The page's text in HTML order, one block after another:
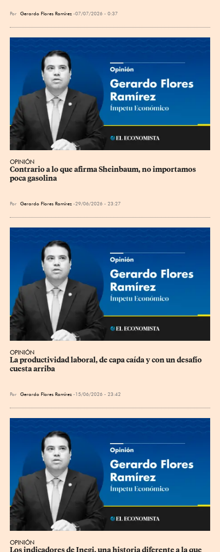
Por Gerardo Flores Ramírez 07/07/2026 - 0:37
OPINIÓN
Contrario a lo que afirma Sheinbaum, no importamos
poca gasolina
Por Gerardo Flores Ramírez 29/06/2026 - 23:27
OPINIÓN
La productividad laboral, de capa caída y con un desafío
cuesta arriba
Por Gerardo Flores Ramírez 15/06/2026 - 23:42
OPINIÓN
Los indicadores de Inegi, una historia diferente a la que